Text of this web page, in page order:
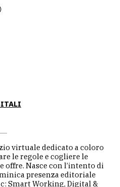
virtuale dedicato a coloro
le regole e cogliere le
offre. Nasce con l’intento di
presenza editoriale
Smart Working, Digital &